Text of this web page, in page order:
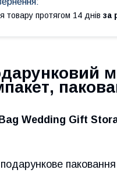
товару протягом 14 днів за
Wedding Gift
паковання